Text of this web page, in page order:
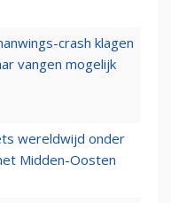
crash klagen
vangen mogelijk
wereldwijd onder
Midden-Oosten